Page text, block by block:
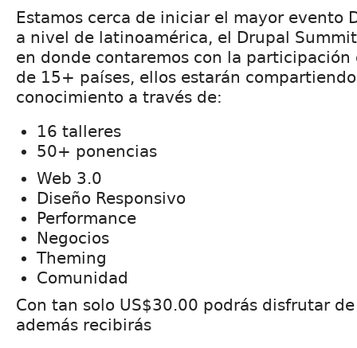
Estamos cerca de iniciar el mayor evento
a nivel de latinoamérica, el Drupal
en donde contaremos con la participación
de 15+ países, ellos estarán
conocimiento a través de:
16 talleres
50+ ponencias
Web 3.0
Diseño Responsivo
Performance
Negocios
Theming
Comunidad
Con tan solo US$30.00 podrás disfrutar
además recibirás